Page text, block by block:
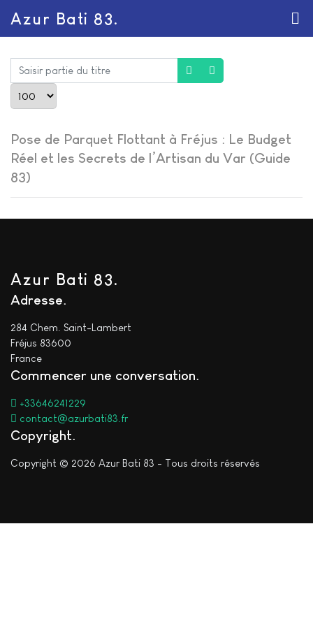
Azur Bati 83.
Saisir partie du titre
Pose de Parquet Flottant à Fréjus : Le Budget
Réel et les Secrets de l’Artisan du Var (Guide
83)
Azur Bati 83.
Adresse
284 Chem. Saint-Lambert
Fréjus 83600
France
Commencer une conversation
+33646241229
contact@azurbati83.fr
Copyright
Copyright © 2026 Azur Bati 83 - Tous droits réservés